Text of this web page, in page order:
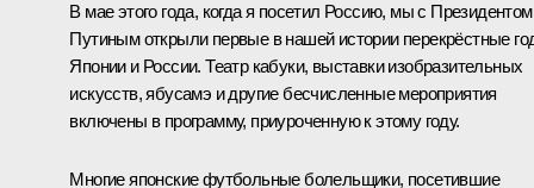
В мае этого года, когда я посетил Россию, мы с Президентом
Путиным открыли первые в нашей истории перекрёстные
Японии и России. Театр кабуки, выставки изобразительных
искусств, ябусамэ и другие бесчисленные мероприятия
включены в программу, приуроченную к этому году.
Многие японские футбольные болельщики, посетившие